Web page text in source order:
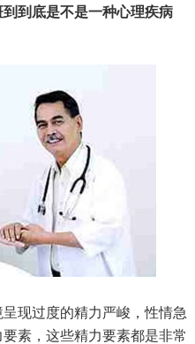
到到底是不是一种心理疾病
现过度的精力严峻，性情急
素，这些精力要素都是非常